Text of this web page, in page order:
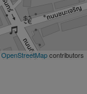
OpenStreetMapcontributors